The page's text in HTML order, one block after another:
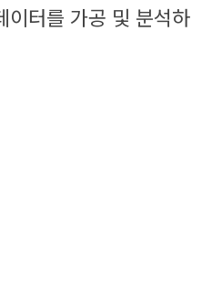
이터를 가공 및 분석하